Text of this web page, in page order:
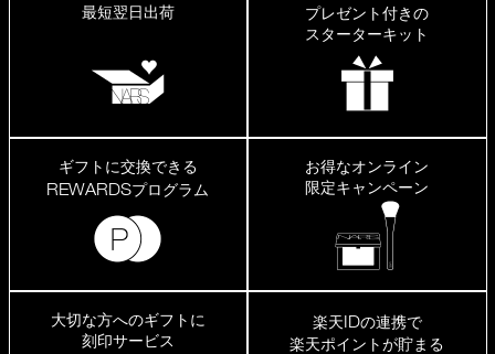
最短翌日出荷
プレゼント付きの
スターターキット
ギフトに交換できる
REWARDSプログラム
お得なオンライン
限定キャンペーン
大切な方へのギフトに
刻印サービス
楽天IDの連携で
楽天ポイントが貯まる